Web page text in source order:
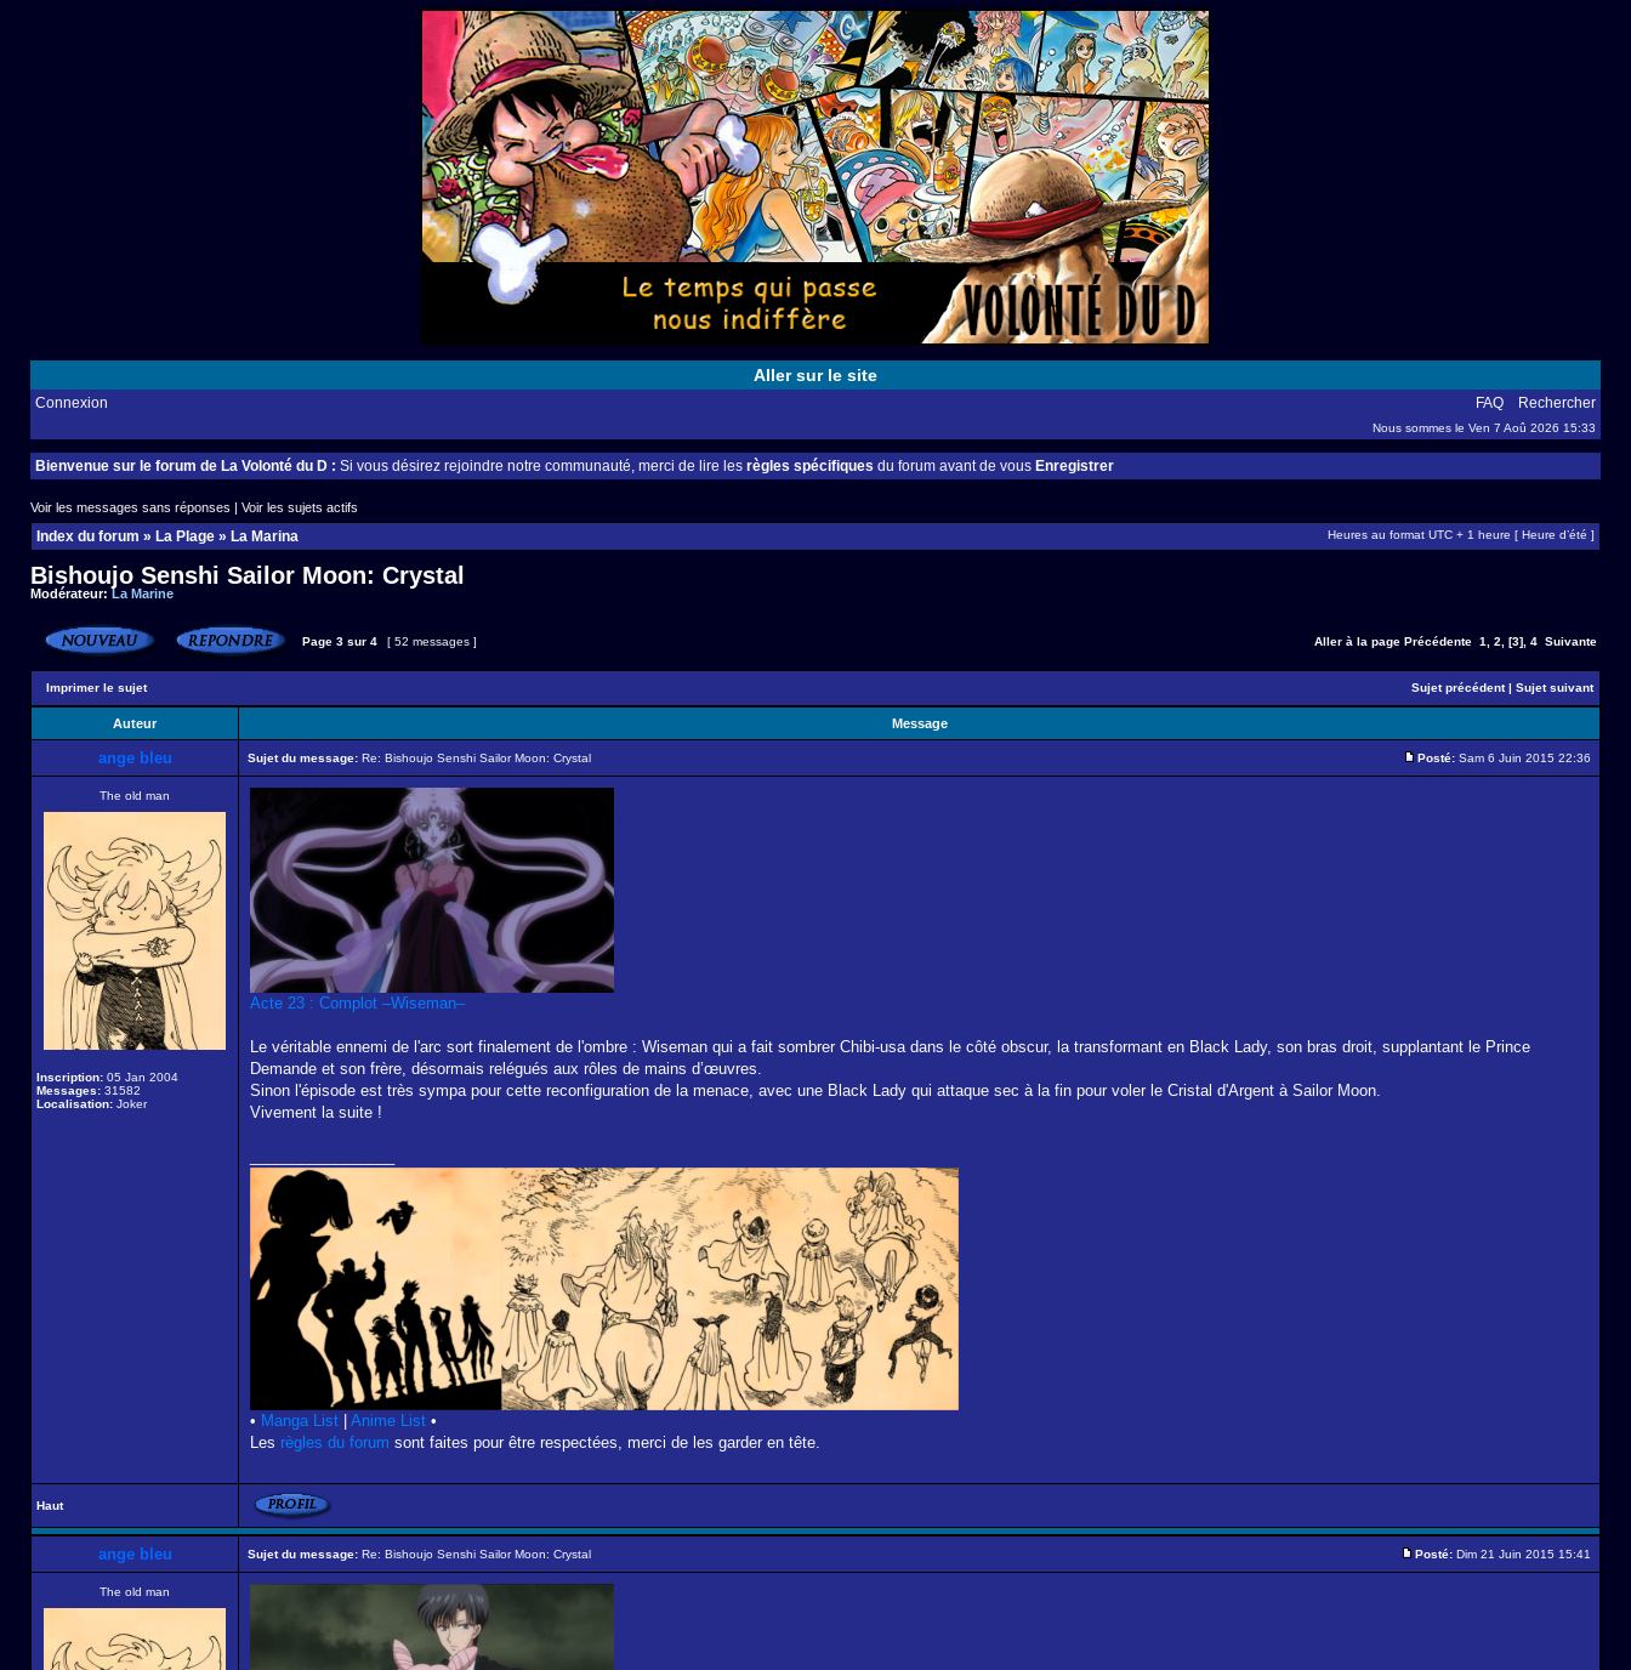
Aller sur le site
Connexion FAQ Rechercher
Nous sommes le Ven 7 Aoû 2026 15:33
Bienvenue sur le forum de La Volonté du D : Si vous désirez rejoindre notre communauté, merci de lire les règles spécifiques du forum avant de vous Enregistrer
Voir les messages sans réponses | Voir les sujets actifs
Index du forum » La Plage » La Marina Heures au format UTC + 1 heure [ Heure d’été ]
Bishoujo Senshi Sailor Moon: Crystal
Modérateur:La Marine
Page 3 sur 4 [ 52 messages ] Aller à la page Précédente 1 2 [3] 4 Suivante
Imprimer le sujet Sujet précédent| Sujet suivant
Auteur Message
ange bleu Sujet du message: Re: Bishoujo Senshi Sailor Moon: Crystal Posté: Sam 6 Juin 2015 22:36
The old man
Inscription: 05 Jan 2004
Messages: 31582
Localisation: Joker
Acte 23 : Complot –Wiseman–
Le véritable ennemi de l'arc sort finalement de l'ombre : Wiseman qui a fait sombrer Chibi-usa dans le côté obscur, la transformant en Black Lady, son bras droit, supplantant le Prince
Demande et son frère, désormais relégués aux rôles de mains d’œuvres.
Sinon l'épisode est très sympa pour cette reconfiguration de la menace, avec une Black Lady qui attaque sec à la fin pour voler le Cristal d'Argent à Sailor Moon.
Vivement la suite !
• Manga List Anime List •
Les règles du forum sont faites pour être respectées, merci de les garder en tête.
Haut
ange bleu Sujet du message: Re: Bishoujo Senshi Sailor Moon: Crystal Posté: Dim 21 Juin 2015 15:41
The old man